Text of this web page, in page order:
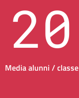
20
Media alunni / classe